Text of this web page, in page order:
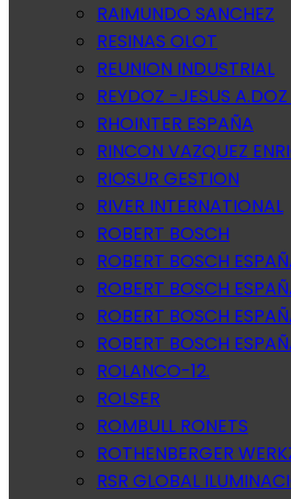
RAIMUNDO SANCHEZ
RESINAS OLOT
REUNION INDUSTRIAL
REYDOZ -JESUS
RHOINTER ESPAÑA
RINCON VAZQUEZ
RIOSUR GESTION
RIVER INTERNATIONAL
ROBERT BOSCH
ROBERT BOSCH
ROBERT BOSCH
ROBERT BOSCH
ROBERT BOSCH
ROLANCO-12.
ROLSER
ROMBULL RONETS
ROTHENBERGER
RSR GLOBAL